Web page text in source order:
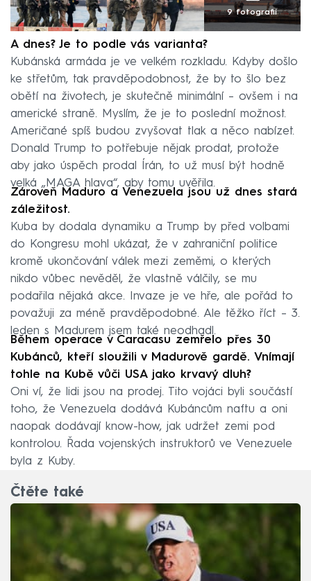
9 fotografií
A dnes? Je to podle vás varianta?
Kubánská armáda je ve velkém rozkladu. Kdyby došlo
ke střetům, tak pravděpodobnost, že by to šlo bez
obětí na životech, je skutečně minimální – ovšem i na
americké straně. Myslím, že je to poslední možnost.
Američané spíš budou zvyšovat tlak a něco nabízet.
Donald Trump to potřebuje nějak prodat, protože
aby jako úspěch prodal Írán, to už musí být hodně
velká „MAGA hlava“, aby tomu uvěřila.
Zároveň Maduro a Venezuela jsou už dnes stará
záležitost.
Kuba by dodala dynamiku a Trump by před volbami
do Kongresu mohl ukázat, že v zahraniční politice
kromě ukončování válek mezi zeměmi, o kterých
nikdo vůbec nevěděl, že vlastně válčily, se mu
podařila nějaká akce. Invaze je ve hře, ale pořád to
považuji za méně pravděpodobné. Ale těžko říct – 3.
leden s Madurem jsem také neodhadl.
Během operace v Caracasu zemřelo přes 30
Kubánců, kteří sloužili v Madurově gardě. Vnímají
tohle na Kubě vůči USA jako krvavý dluh?
Oni ví, že lidi jsou na prodej. Tito vojáci byli součástí
toho, že Venezuela dodává Kubáncům naftu a oni
naopak dodávají know-how, jak udržet zemi pod
kontrolou. Řada vojenských instruktorů ve Venezuele
byla z Kuby.
Čtěte také